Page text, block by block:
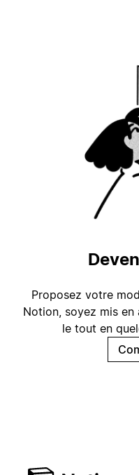
Proposez votre
Notion, soyez mis en
le tout en